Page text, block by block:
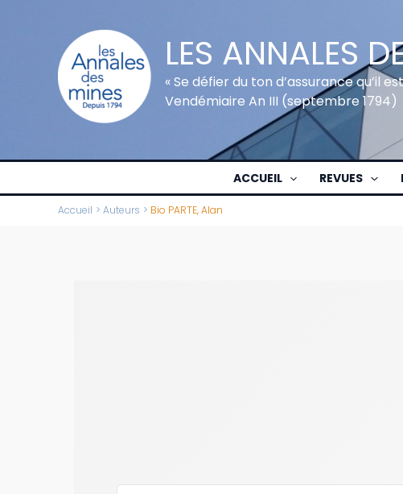
LES ANNALES
« Se défier du ton d’assurance qu’il
Vendémiaire An III (septembre 1794)
ACCUEIL REVUES
Accueil Auteurs Bio PARTE, Alan